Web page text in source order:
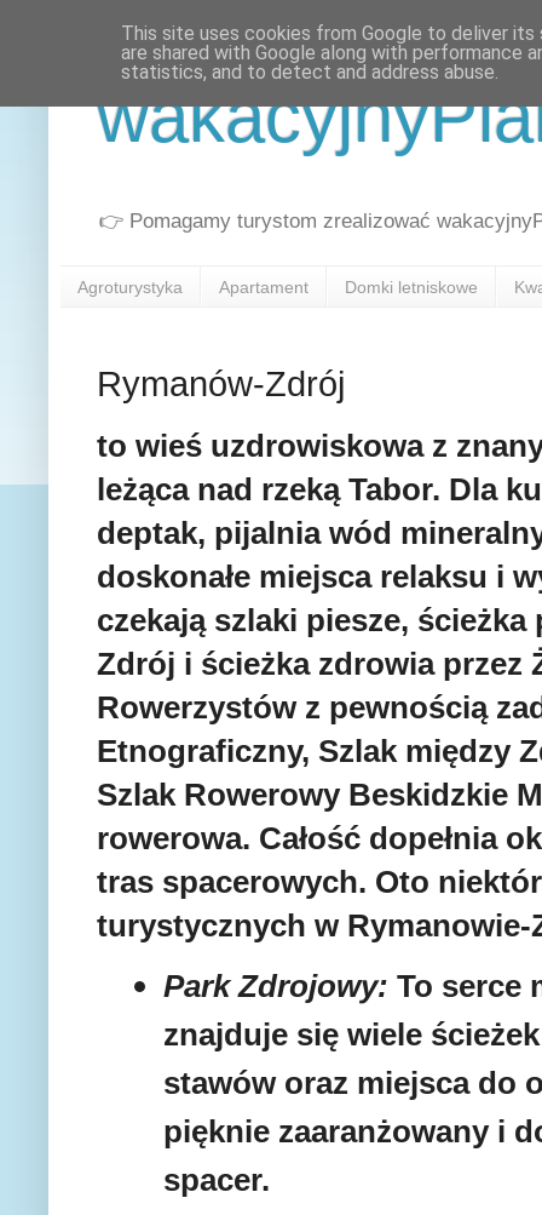
👉 Pomagamy turystom zrealizować
Agroturystyka Apartament Domki letniskowe
Rymanów-Zdrój
to wieś uzdrowiskowa z
leżąca nad rzeką Tabor. Dla
deptak, pijalnia wód
doskonałe miejsca relaksu i
czekają szlaki piesze,
Zdrój i ścieżka zdrowia przez
Rowerzystów z pewnością
Etnograficzny, Szlak między
Szlak Rowerowy Beskidzkie
rowerowa. Całość dopełnia
tras spacerowych. Oto
turystycznych w
Park Zdrojowy: To serce
znajduje się wiele
stawów oraz miejsca do
pięknie zaaranżowany i
spacer.
This site uses cookies from Google to deliver
are shared with Google along with performance
statistics, and to detect and address abuse.